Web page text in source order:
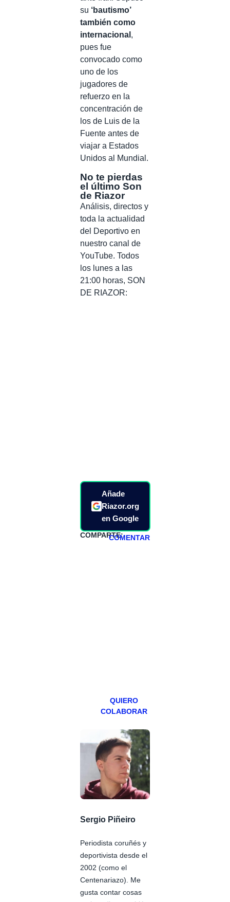
su ‘bautismo’
también como
internacional ,
pues fue
convocado como
uno de los
jugadores de
refuerzo en la
concentración de
los de Luis de la
Fuente antes de
viajar a Estados
Unidos al Mundial.
No te pierdas
el último Son
de Riazor
Análisis, directos y
toda la actualidad
del Deportivo en
nuestro canal de
YouTube. Todos
los lunes a las
21:00 horas, SON
DE RIAZOR:
Añade
Riazor.org
en Google
COMPARTE:COMENTAR
QUIERO
COLABORAR
Sergio Piñeiro
Periodista coruñés y
deportivista desde el
2002 (como el
Centenariazo). Me
gusta contar cosas